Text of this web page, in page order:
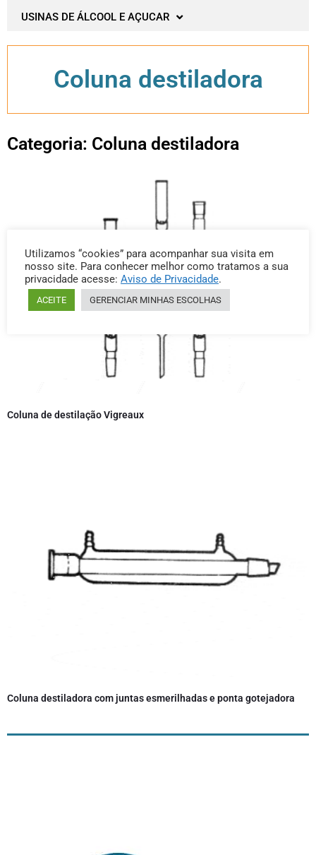
USINAS DE ÁLCOOL E AÇUCAR
Coluna destiladora
Categoria: Coluna destiladora
Coluna de destilação Vigreaux
Coluna destiladora com juntas esmerilhadas e ponta gotejadora
Utilizamos “cookies” para acompanhar sua visita em
nosso site. Para conhecer melhor como tratamos a sua
privacidade acesse: Aviso de Privacidade.
ACEITE GERENCIAR MINHAS ESCOLHAS